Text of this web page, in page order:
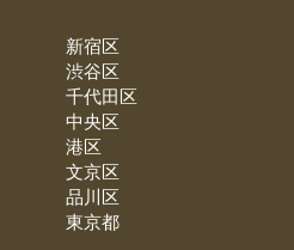
新宿区
渋谷区
千代田区
中央区
港区
文京区
品川区
東京都